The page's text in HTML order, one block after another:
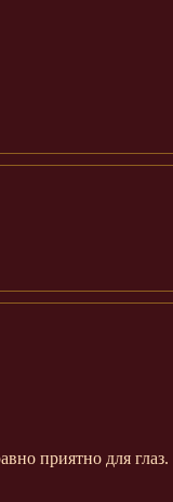
приятно для глаз.